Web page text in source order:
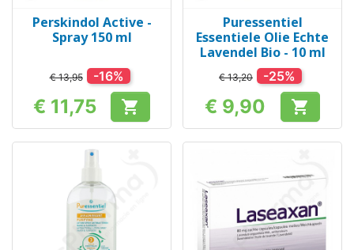
Perskindol Active -
Spray 150 ml
€ 13,95 -16%
Prijs
€ 11,75 
Puressentiel
Essentiele Olie Echte
Lavendel Bio - 10 ml
€ 13,20 -25%
Prijs
€ 9,90 